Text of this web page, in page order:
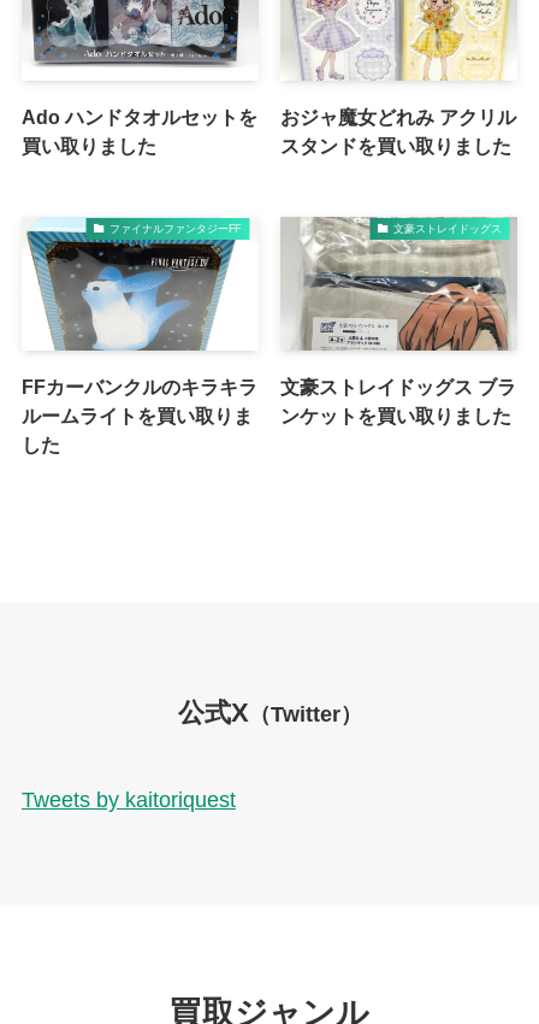
Ado ハンドタオルセットを
買い取りました
おジャ魔女どれみ アクリル
スタンドを買い取りました
ファイナルファンタジーFF
FFカーバンクルのキラキラ
ルームライトを買い取りま
した
文豪ストレイドッグス
文豪ストレイドッグス ブラ
ンケットを買い取りました
公式X （Twitter）
Tweets by kaitoriquest
買取ジャンル